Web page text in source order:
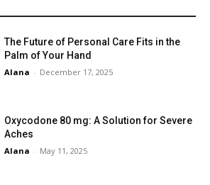
The Future of Personal Care Fits in the
Palm of Your Hand
Alana - December 17, 2025
Oxycodone 80 mg: A Solution for Severe
Aches
Alana - May 11, 2025